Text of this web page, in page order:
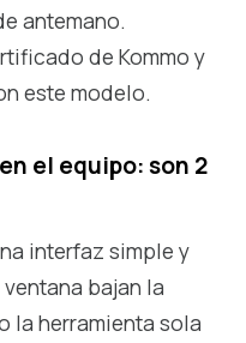
antemano.
de Kommo y
este modelo.
el equipo: son 2
interfaz simple y
bajan la
la herramienta sola